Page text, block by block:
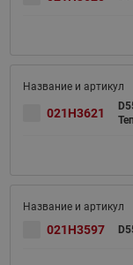
021H3621
021H3597